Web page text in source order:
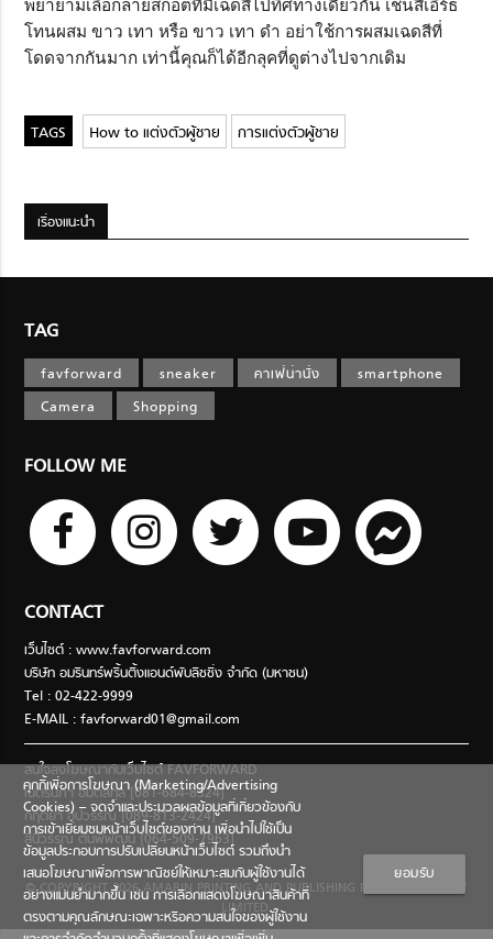
พยายามเลือกลายสก็อตที่มีเฉดสีไปทิศทางเดียวกัน เช่นสีเอิร์ธ
โทนผสม ขาว เทา หรือ ขาว เทา ดำ อย่าใช้การผสมเฉดสีที่
โดดจากกันมาก เท่านี้คุณก็ได้อีกลุคที่ดูต่างไปจากเดิม
How to แต่งตัวผู้ชาย การแต่งตัวผู้ชาย
เรื่องแนะนำ
TAG
favforward sneaker คาเฟ่น่านั่ง
smartphone
Camera
Shopping
FOLLOW ME
CONTACT
เว็บไซต์ : www.favforward.com
บริษัท อมรินทร์พริ้นติ้งแอนด์พับลิชชิ่ง จำกัด (มหาชน)
Tel : 02-422-9999
E-MAIL :favforward01@gmail.com
สนใจลงโฆษณากับเว็บไซต์ FAVFORWARD
เนตรนภา อมตสกุล [081-684-8324]
กฤตยา อุปวรรณ [089-813-2424]
สินีวรรณ ตันพิพัฒน์ [064-509-7963]
© COPYRIGHT 2026 AMARIN PRINTING AND PUBLISHING PUBLIC COMPANY
LIMITED.
คุกกี้เพื่อการโฆษณา (Marketing/Advertising
Cookies) – จดจำและประมวลผลข้อมูลที่เกี่ยวข้องกับ
การเข้าเยี่ยมชมหน้าเว็บไซต์ของท่าน เพื่อนำไปใช้เป็น
ข้อมูลประกอบการปรับเปลี่ยนหน้าเว็บไซต์ รวมถึงนำ
เสนอโฆษณาเพื่อการพาณิชย์ให้เหมาะสมกับผู้ใช้งานได้
อย่างแม่นยำมากขึ้น เช่น การเลือกแสดงโฆษณาสินค้าที่
ตรงตามคุณลักษณะเฉพาะหรือความสนใจของผู้ใช้งาน
ยอมรับ